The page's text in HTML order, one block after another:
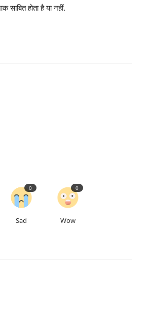
साबित होता है या नहीं.
Sad
0
Wow
0